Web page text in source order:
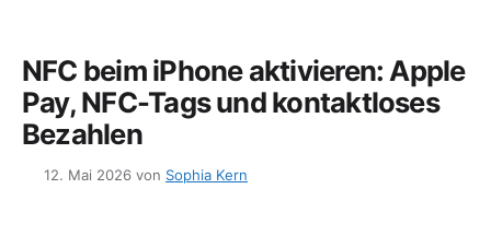
NFC beim iPhone aktivieren: Apple
Pay, NFC-Tags und kontaktloses
Bezahlen
12. Mai 2026 von Sophia Kern